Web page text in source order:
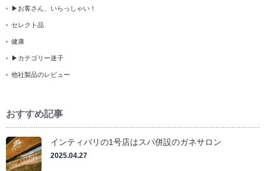
▶お客さん、いらっしゃい！
セレクト品
健康
▶カテゴリー迷子
他社製品のレビュー
おすすめ記事
インティバリの1号店はスパ併設のガネサロン
2025.04.27